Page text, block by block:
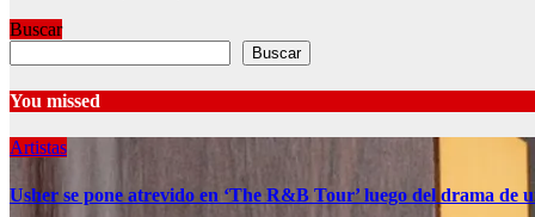
Buscar
Buscar
You missed
Artistas
Usher se pone atrevido en ‘The R&B Tour’ luego del drama de